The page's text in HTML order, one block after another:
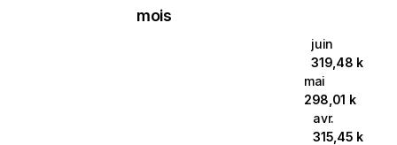
mois
juin
319,48 k
mai
298,01 k
avr.
315,45 k